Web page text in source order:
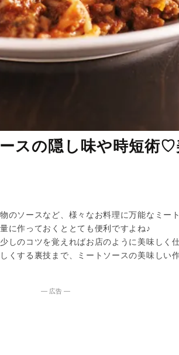
スの隠し味や時短術
のソースなど、様々なお料理に万能なミー
に作っておくととても便利ですよね♪
しのコツを覚えればお店のように美味しく
くする裏技まで、ミートソースの美味しい
― 広告 ―